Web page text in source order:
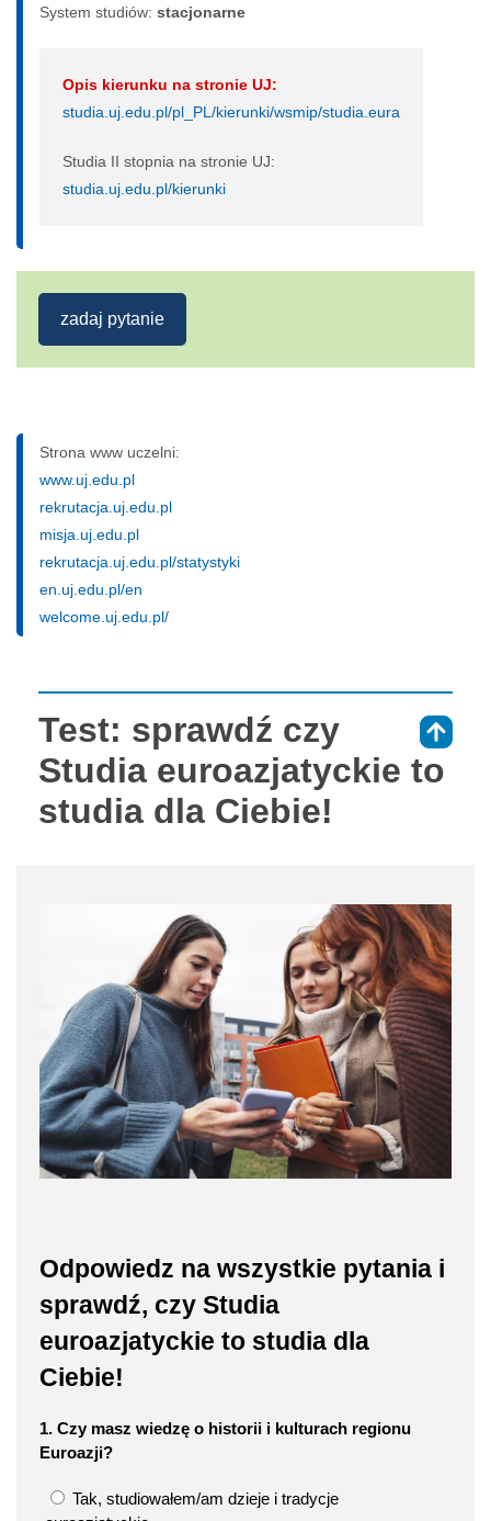
System studiów: sta­cjo­nar­ne
Opis kierunku na stronie UJ:
studia.uj.edu.pl/pl_PL/kierunki/wsmip/studia.eura
Studia II stopnia na stronie UJ:
studia.uj.edu.pl/kierunki
zadaj pytanie
Strona www uczelni:
www.uj.edu.pl
rekrutacja.uj.edu.pl
misja.uj.edu.pl
rekrutacja.uj.edu.pl/statystyki
en.uj.edu.pl/en
welcome.uj.edu.pl/
Test: sprawdź czy
Studia euroazjatyckie to
studia dla Ciebie!
Odpowiedz na wszystkie pytania i
sprawdź, czy Studia
euroazjatyckie to studia dla
Ciebie!
1. Czy masz wiedzę o historii i kulturach regionu
Euroazji?
Tak, studiowałem/am dzieje i tradycje